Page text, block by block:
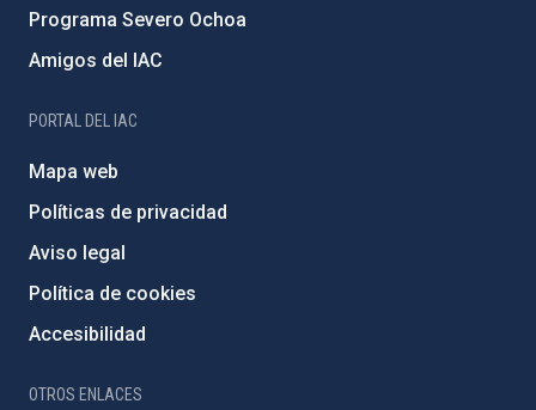
Programa Severo Ochoa
Amigos del IAC
PORTAL DEL IAC
Mapa web
Políticas de privacidad
Aviso legal
Política de cookies
Accesibilidad
OTROS ENLACES